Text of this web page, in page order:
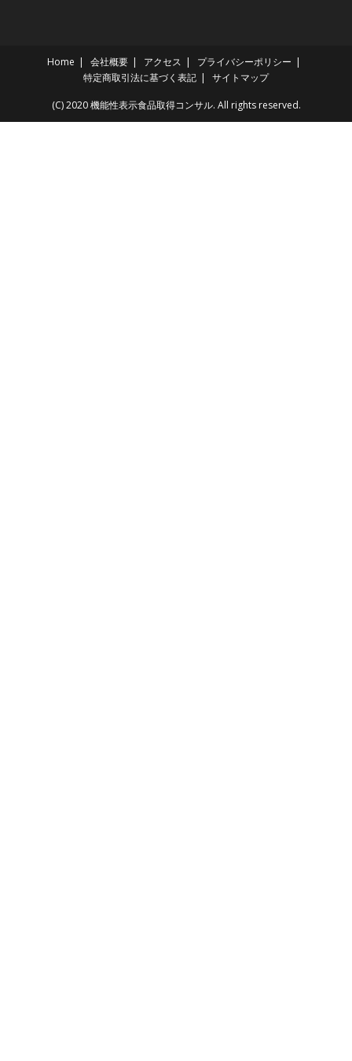
Home 会社概要 アクセス
プライバシーポリシー
特定商取引法に基づく表記
サイトマップ
(C) 2020 機能性表示食品取得コンサル. All rights reserved.